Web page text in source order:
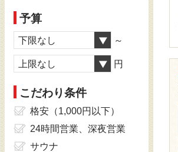
予算
下限なし ～
上限なし 円
こだわり条件
格安（1,000円以下）
24時間営業、深夜営業
サウナ